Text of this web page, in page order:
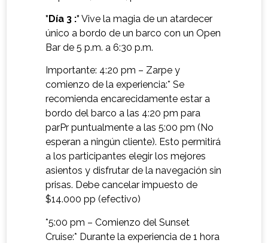
*Día 3 :*Vive la magia de un atardecer
único a bordo de un barco con un Open
Bar de 5 p.m. a 6:30 p.m.
Importante: 4:20 pm – Zarpe y
comienzo de la experiencia:* Se
recomienda encarecidamente estar a
bordo del barco a las 4:20 pm para
parPr puntualmente a las 5:00 pm (No
esperan a ningún cliente). Esto permitirá
a los participantes elegir los mejores
asientos y disfrutar de la navegación sin
prisas. Debe cancelar impuesto de
$14.000 pp (efectivo)
⁠*5:00 pm – Comienzo del Sunset
Cruise:* Durante la experiencia de 1 hora